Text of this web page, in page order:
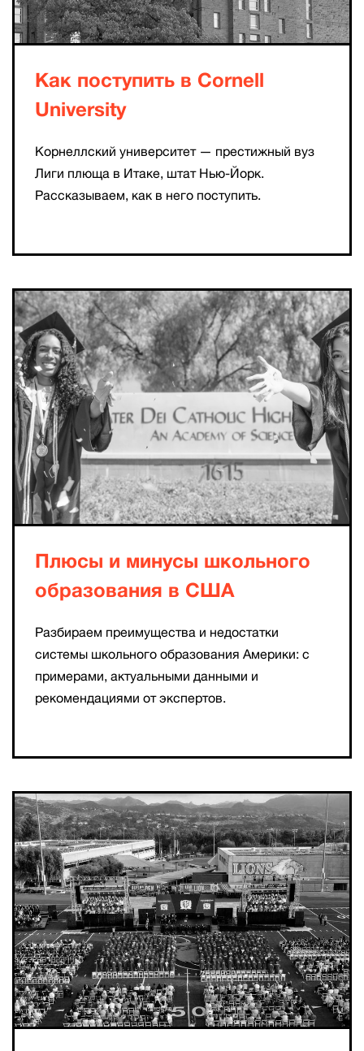
Как поступить в Cornell
University
Корнеллский университет — престижный вуз
Лиги плюща в Итаке, штат Нью-Йорк.
Рассказываем, как в него поступить.
Плюсы и минусы школьного
образования в США
Разбираем преимущества и недостатки
системы школьного образования Америки: с
примерами, актуальными данными и
рекомендациями от экспертов.